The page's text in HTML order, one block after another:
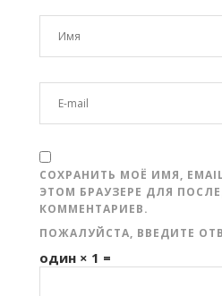
СОХРАНИТЬ МОЁ ИМЯ,
ЭТОМ БРАУЗЕРЕ ДЛЯ
КОММЕНТАРИЕВ.
ПОЖАЛУЙСТА, ВВЕДИТЕ
один × 1 =